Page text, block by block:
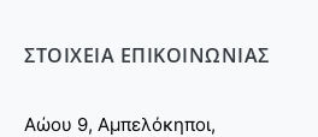
ΣΤΟΙΧΕΙΑ ΕΠΙΚΟΙΝΩΝΙΑΣ
Αώου 9, Αμπελόκηποι,